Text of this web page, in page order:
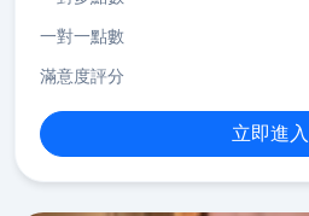
一對一點數
滿意度評分
立即進入